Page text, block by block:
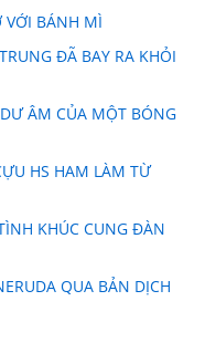
VỚI BÁNH MÌ
ĐÃ BAY RA KHỎI
ÂM CỦA MỘT BÓNG
HS HAM LÀM TỪ
KHÚC CUNG ĐÀN
QUA BẢN DỊCH